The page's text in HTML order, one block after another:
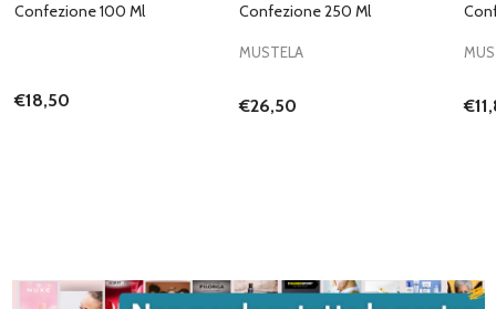
Confezione 100 Ml
€18,50
Confezione 250 Ml
MUSTELA
€26,50